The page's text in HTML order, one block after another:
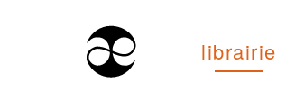
librairie